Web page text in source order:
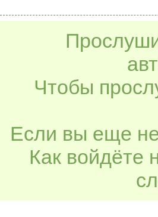
Чтобы
Если вы еще
Как войдёте